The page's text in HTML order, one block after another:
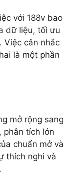
với 188v bao
dữ liệu, tối ưu
Việc cân nhắc
là một phần
mở rộng sang
phân tích lớn
chuẩn mở và
thích nghi và